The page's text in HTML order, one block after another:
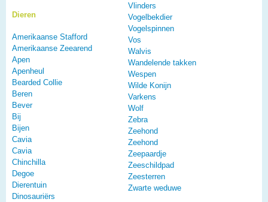
Dieren
Amerikaanse Stafford
Amerikaanse Zeearend
Apen
Apenheul
Bearded Collie
Beren
Bever
Bij
Bijen
Cavia
Cavia
Chinchilla
Degoe
Dierentuin
Dinosauriërs
Vlinders
Vogelbekdier
Vogelspinnen
Vos
Walvis
Wandelende takken
Wespen
Wilde Konijn
Varkens
Wolf
Zebra
Zeehond
Zeehond
Zeepaardje
Zeeschildpad
Zeesterren
Zwarte weduwe